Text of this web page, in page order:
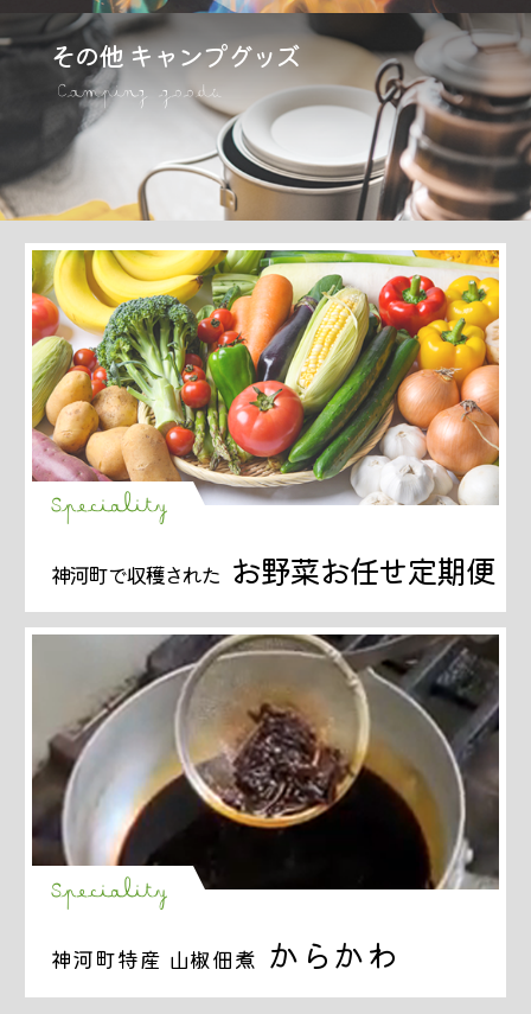
その他 キャンプグッズ
Camping goods
Speciality
神河町で収穫された お野菜お任せ定期便
Speciality
神河町特産 山椒佃煮 からかわ